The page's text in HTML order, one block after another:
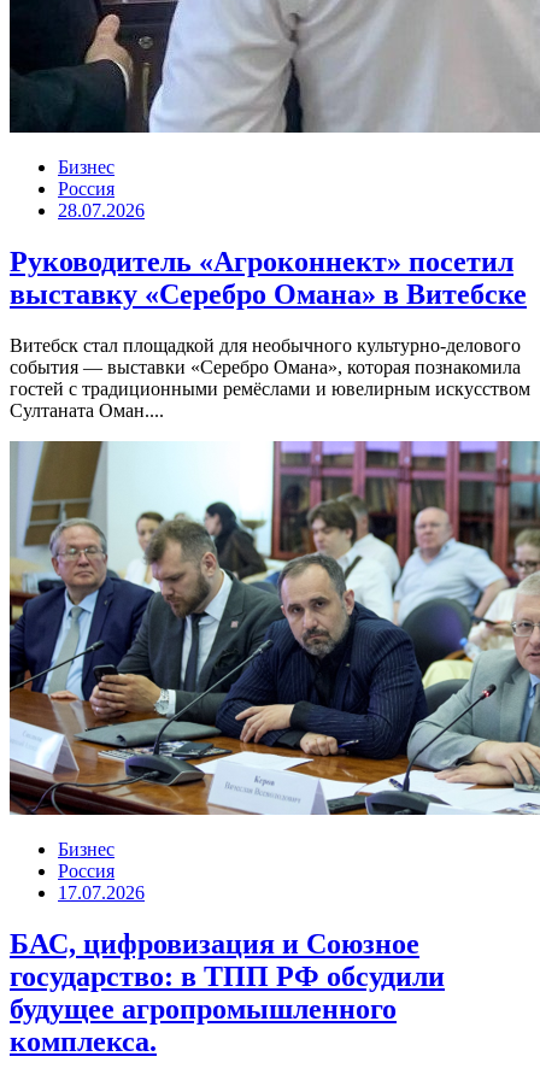
Бизнес
Россия
28.07.2026
Руководитель «Агроконнект» посетил
выставку «Серебро Омана» в Витебске
Витебск стал площадкой для необычного культурно-делового
события — выставки «Серебро Омана», которая познакомила
гостей с традиционными ремёслами и ювелирным искусством
Султаната Оман....
Бизнес
Россия
17.07.2026
БАС, цифровизация и Союзное
государство: в ТПП РФ обсудили
будущее агропромышленного
комплекса.